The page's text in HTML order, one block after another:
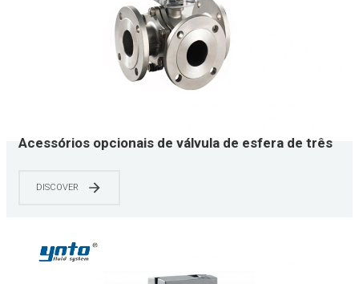
Acessórios opcionais de válvula de esfera de três
DISCOVER